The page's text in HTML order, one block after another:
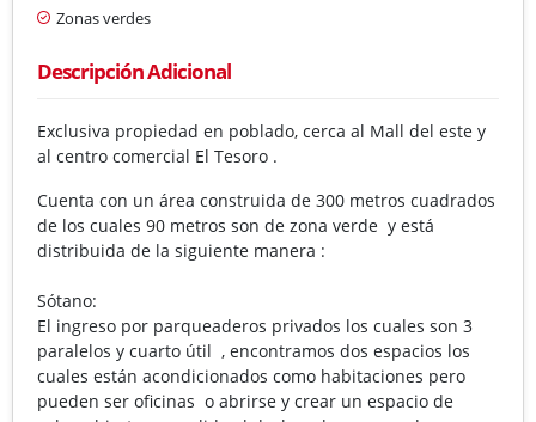
Zonas verdes
Descripción Adicional
Exclusiva propiedad en poblado, cerca al Mall del este y
al centro comercial El Tesoro .
Cuenta con un área construida de 300 metros cuadrados
de los cuales 90 metros son de zona verde y está
distribuida de la siguiente manera :
Sótano:
El ingreso por parqueaderos privados los cuales son 3
paralelos y cuarto útil , encontramos dos espacios los
cuales están acondicionados como habitaciones pero
pueden ser oficinas o abrirse y crear un espacio de